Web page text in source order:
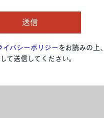
送信
イバシーポリジー をお読みの上、
て送信してください。